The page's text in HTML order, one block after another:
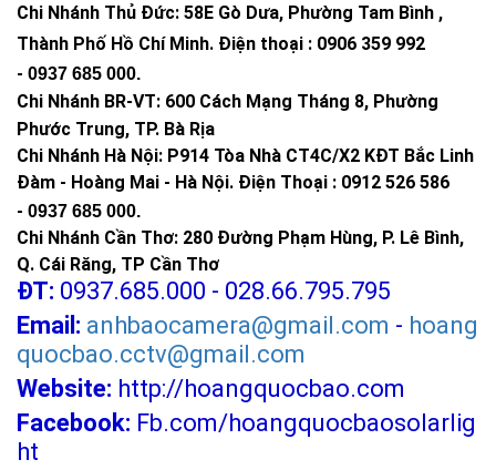
Chi Nhánh Thủ Đức: 58E Gò Dưa, Phường Tam Bình ,
Thành Phố Hồ Chí Minh. Điện thoại : 0906 359 992
- 0937 685 000.
Chi Nhánh BR-VT: 600 Cách Mạng Tháng 8, Phường
Phước Trung, TP. Bà Rịa
Chi Nhánh Hà Nội: P914 Tòa Nhà CT4C/X2 KĐT Bắc Linh
Đàm - Hoàng Mai - Hà Nội. Điện Thoại : 0912 526 586
- 0937 685 000.
Chi Nhánh Cần Thơ: 280 Đường Phạm Hùng, P. Lê Bình,
Q. Cái Răng, TP Cần Thơ
ĐT: 0937.685.000 - 028.66.795.795
Email: anhbaocamera@gmail.com - hoang
quocbao.cctv@gmail.com
Website: http://hoangquocbao.com
Facebook: Fb.com/hoangquocbaosolarlig
ht